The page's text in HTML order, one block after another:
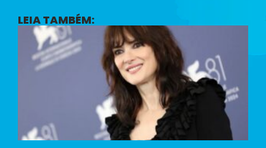
LEIA TAMBÉM: